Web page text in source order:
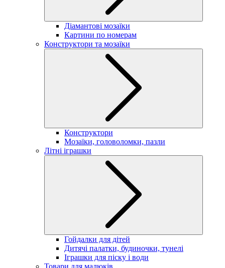
Діамантові мозаїки
Картини по номерам
Конструктори та мозаїки
Конструктори
Мозаїки, головоломки, пазли
Літні іграшки
Гойдалки для дітей
Дитячі палатки, будиночки, тунелі
Іграшки для піску і води
Товари для малюків